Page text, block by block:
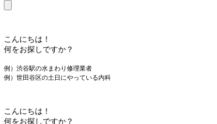
こんにちは！
何をお探しですか？
例）渋谷駅の水まわり修理業者
例）世田谷区の土日にやっている内科
こんにちは！
何をお探しですか？